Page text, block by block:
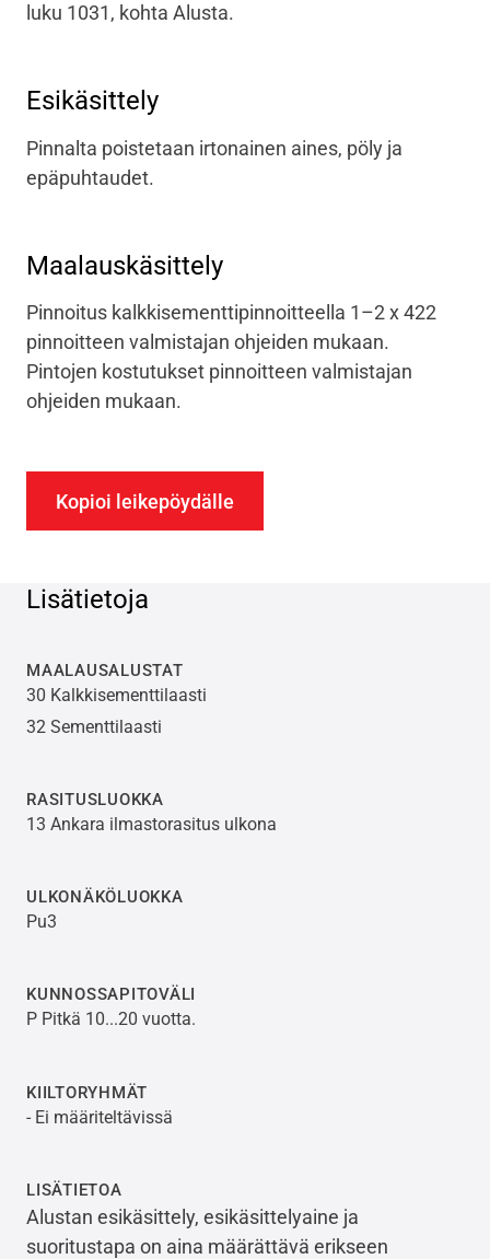
luku 1031, kohta Alusta.
Esikäsittely
Pinnalta poistetaan irtonainen aines, pöly ja
epäpuhtaudet.
Maalauskäsittely
Pinnoitus kalkkisementtipinnoitteella 1–2 x 422
pinnoitteen valmistajan ohjeiden mukaan.
Pintojen kostutukset pinnoitteen valmistajan
ohjeiden mukaan.
Kopioi leikepöydälle
Lisätietoja
MAALAUSALUSTAT
30 Kalkkisementtilaasti
32 Sementtilaasti
RASITUSLUOKKA
13 Ankara ilmastorasitus ulkona
ULKONÄKÖLUOKKA
Pu3
KUNNOSSAPITOVÄLI
P Pitkä 10...20 vuotta.
KIILTORYHMÄT
- Ei määriteltävissä
LISÄTIETOA
Alustan esikäsittely, esikäsittelyaine ja
suoritustapa on aina määrättävä erikseen